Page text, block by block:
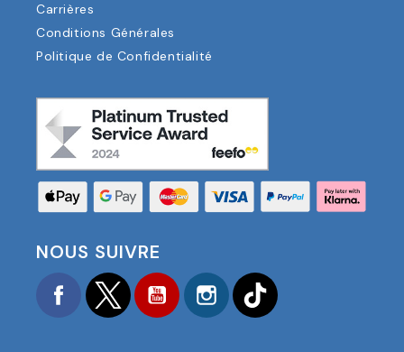
Carrières
Conditions Générales
Politique de Confidentialité
NOUS SUIVRE
FacebookTwitter YouTubeInstagram